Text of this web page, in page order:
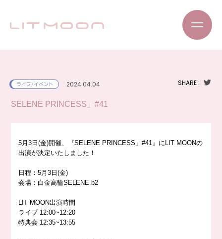
ライブ/イベント 2024.04.04 SHARE :
SELENE PRINCESS」#41
5月3日(金)開催、『SELENE PRINCESS」#41』にLIT MOONの
出演が決定いたしました！
日程：5月3日(金)
会場：白金高輪SELENE b2
LIT MOON出演時間
ライブ 12:00~12:20
特典会 12:35~13:55